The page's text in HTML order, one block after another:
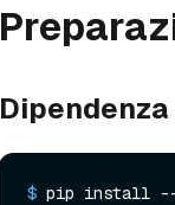
$ pip install --